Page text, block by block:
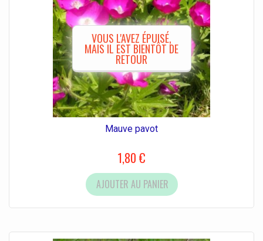
VOUS L'AVEZ ÉPUISÉ,
MAIS IL EST BIENTÔT DE
RETOUR
Mauve pavot
1,80 €
AJOUTER AU PANIER